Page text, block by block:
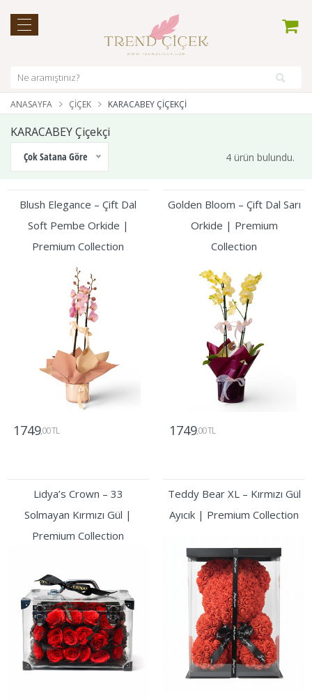
ANASAYFA ÇIÇEK KARACABEY ÇIÇEKÇI
KARACABEY Çiçekçi
Çok Satana Göre 4 ürün bulundu.
Blush Elegance – Çift Dal
Soft Pembe Orkide |
Premium Collection
1749,00 TL
Golden Bloom – Çift Dal Sarı
Orkide | Premium
Collection
1749,00 TL
Lidya’s Crown – 33
Solmayan Kırmızı Gül |
Premium Collection
Teddy Bear XL – Kırmızı Gül
Ayıcık | Premium Collection